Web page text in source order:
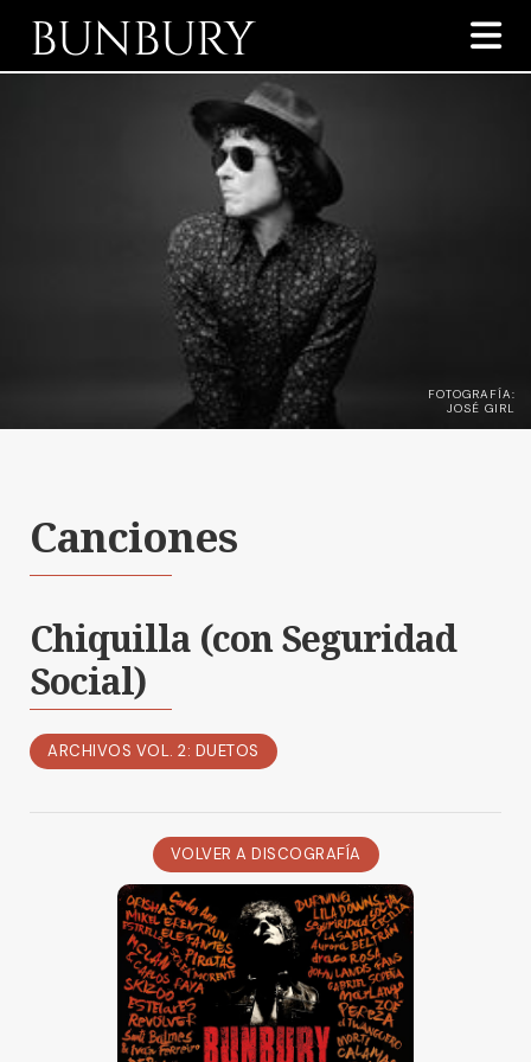
BUNBURY 
FOTOGRAFÍA:
JOSÉ GIRL
Canciones
Chiquilla (con Seguridad
Social)
ARCHIVOS VOL. 2: DUETOS
VOLVER A DISCOGRAFÍA